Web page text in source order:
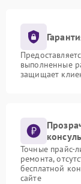
выполненные
защищает
Точные прайс-
ремонта,
бесплатной
сайте